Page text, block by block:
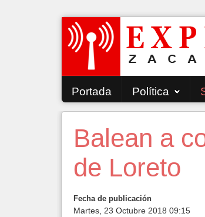
Portada Política
Balean a
de Loreto
Fecha de publicación
Martes, 23 Octubre 2018 09:15